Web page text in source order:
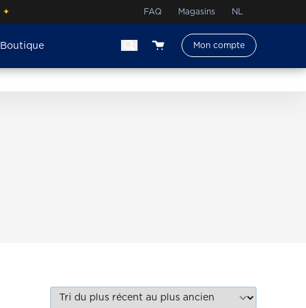
✦ FAQ Magasins NL
Boutique
View your shopping cart
Mon compte